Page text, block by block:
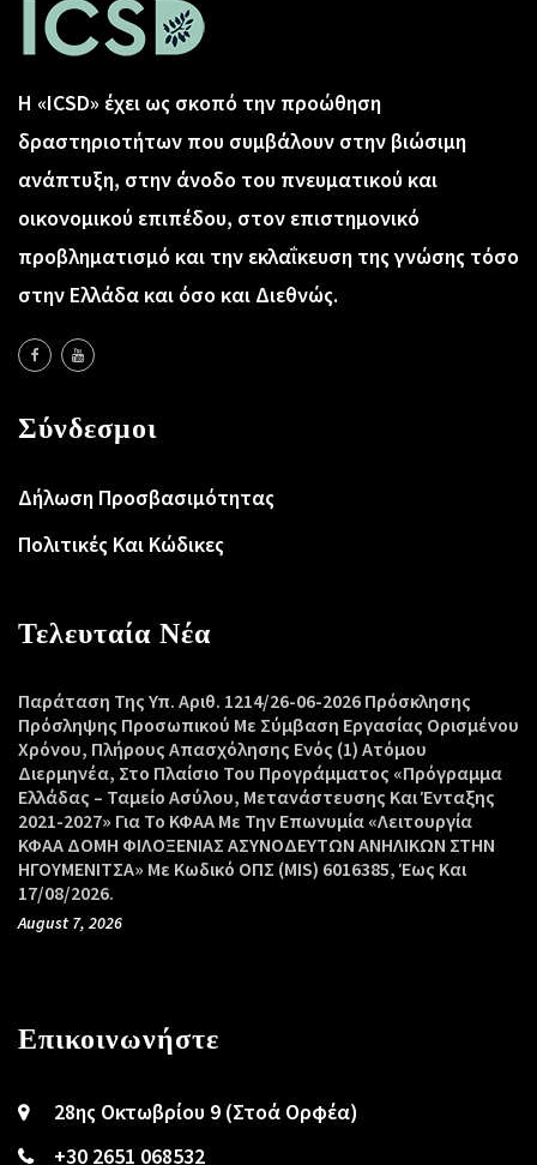
Η «ICSD» έχει ως σκοπό την προώθηση
δραστηριοτήτων που συμβάλουν στην βιώσιμη
ανάπτυξη, στην άνοδο του πνευματικού και
οικονομικού επιπέδου, στον επιστημονικό
προβληματισμό και την εκλαΐκευση της γνώσης τόσο
στην Ελλάδα και όσο και Διεθνώς.
Σύνδεσμοι
Δήλωση Προσβασιμότητας
Πολιτικές Και Κώδικες
Τελευταία Νέα
Παράταση Της Υπ. Αριθ. 1214/26-06-2026 Πρόσκλησης
Πρόσληψης Προσωπικού Με Σύμβαση Εργασίας Ορισμένου
Χρόνου, Πλήρους Απασχόλησης Ενός (1) Ατόμου
Διερμηνέα, Στο Πλαίσιο Του Προγράμματος «Πρόγραμμα
Ελλάδας – Ταμείο Ασύλου, Μετανάστευσης Και Ένταξης
2021-2027» Για Το ΚΦΑΑ Με Την Επωνυμία «Λειτουργία
ΚΦΑΑ ΔΟΜΗ ΦΙΛΟΞΕΝΙΑΣ ΑΣΥΝΟΔΕΥΤΩΝ ΑΝΗΛΙΚΩΝ ΣΤΗΝ
ΗΓΟΥΜΕΝΙΤΣΑ» Με Κωδικό ΟΠΣ (MIS) 6016385, Έως Και
17/08/2026.
August 7, 2026
Επικοινωνήστε
28ης Οκτωβρίου 9 (Στοά Ορφέα)
+30 2651 068532